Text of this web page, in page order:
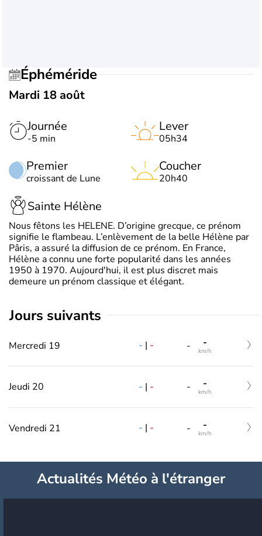
Éphéméride
Mardi 18 août
Journée
-5 min
Premier
croissant de Lune
Lever
05h34
Coucher
20h40
Sainte Hélène
Nous fêtons les HELENE. D’origine grecque, ce prénom
signifie le flambeau. L’enlèvement de la belle Hélène par
Pâris, a assuré la diffusion de ce prénom. En France,
Hélène a connu une forte popularité dans les années
1950 à 1970. Aujourd'hui, il est plus discret mais
demeure un prénom classique et élégant.
jours suivants
Mercredi 19 - | - - -
km/h
Jeudi 20 - | - - -
km/h
Vendredi 21 - | - - -
km/h
Actualités Météo à l'étranger